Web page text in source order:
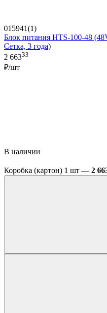
015941(1)
Блок питания HTS-100-48
Сетка, 3 года)
2 66333
₽/шт
В наличии
Коробка (картон) 1 шт — 2